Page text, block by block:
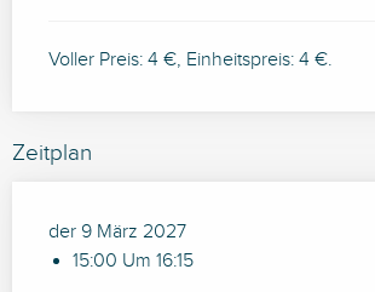
Voller Preis: 4 €, Einheitspreis: 4 €.
Zeitplan
der 9 März 2027
15:00 Um 16:15